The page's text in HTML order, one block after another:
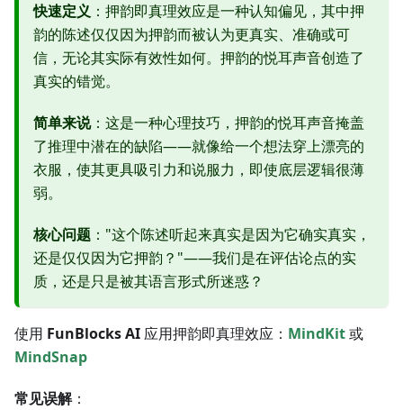
快速定义 ：押韵即真理效应是一种认知偏见，其中押
韵的陈述仅仅因为押韵而被认为更真实、准确或可
信，无论其实际有效性如何。押韵的悦耳声音创造了
真实的错觉。
简单来说：这是一种心理技巧，押韵的悦耳声音掩盖
了推理中潜在的缺陷——就像给一个想法穿上漂亮的
衣服，使其更具吸引力和说服力，即使底层逻辑很薄
弱。
核心问题 ："这个陈述听起来真实是因为它确实真实，
还是仅仅因为它押韵？"——我们是在评估论点的实
质，还是只是被其语言形式所迷惑？
使用 FunBlocks AI 应用押韵即真理效应： MindKit或
MindSnap
常见误解：